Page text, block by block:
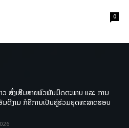
0
ວ ສົ່ງເສີມສາຍພົວພັນມິດຕະພາບ ແລະ ການ
ດີງາມ ກໍຄືການເປັນຄູ່ຮ່ວມຍຸດທະສາດຮອບ